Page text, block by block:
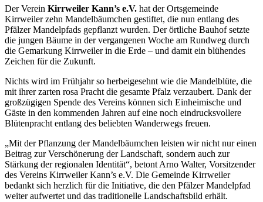
Der Verein Kirrweiler Kann’s e.V. hat der Ortsgemeinde
Kirrweiler zehn Mandelbäumchen gestiftet, die nun entlang des
Pfälzer Mandelpfads gepflanzt wurden. Der örtliche Bauhof setzte
die jungen Bäume in der vergangenen Woche am Rundweg durch
die Gemarkung Kirrweiler in die Erde – und damit ein blühendes
Zeichen für die Zukunft.
Nichts wird im Frühjahr so herbeigesehnt wie die Mandelblüte, die
mit ihrer zarten rosa Pracht die gesamte Pfalz verzaubert. Dank der
großzügigen Spende des Vereins können sich Einheimische und
Gäste in den kommenden Jahren auf eine noch eindrucksvollere
Blütenpracht entlang des beliebten Wanderwegs freuen.
„Mit der Pflanzung der Mandelbäumchen leisten wir nicht nur einen
Beitrag zur Verschönerung der Landschaft, sondern auch zur
Stärkung der regionalen Identität“, betont Arno Walter, Vorsitzender
des Vereins Kirrweiler Kann’s e.V. Die Gemeinde Kirrweiler
bedankt sich herzlich für die Initiative, die den Pfälzer Mandelpfad
weiter aufwertet und das traditionelle Landschaftsbild erhält.